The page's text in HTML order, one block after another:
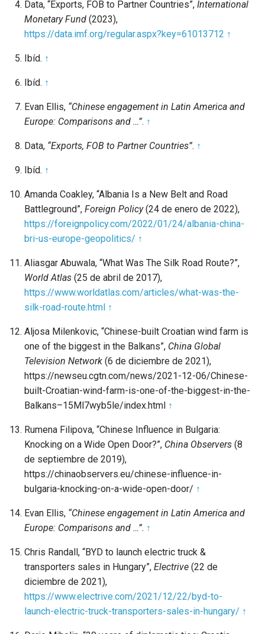
Data, “Exports, FOB to Partner Countries”, International
Monetary Fund (2023),
https://data.imf.org/regular.aspx?key=61013712 ↑
Ibíd. ↑
Ibíd. ↑
Evan Ellis, “Chinese engagement in Latin America and
Europe: Comparisons and …”. ↑
Data, “Exports, FOB to Partner Countries”. ↑
Ibíd. ↑
Amanda Coakley, “Albania Is a New Belt and Road
Battleground”, Foreign Policy(24 de enero de 2022),
https://foreignpolicy.com/2022/01/24/albania-china-
bri-us-europe-geopolitics/ ↑
Aliasgar Abuwala, “What Was The Silk Road Route?”,
World Atlas (25 de abril de 2017),
https://www.worldatlas.com/articles/what-was-the-
silk-road-route.html ↑
Aljosa Milenkovic, “Chinese-built Croatian wind farm is
one of the biggest in the Balkans”, China Global
Television Network (6 de diciembre de 2021),
https://newseu.cgtn.com/news/2021-12-06/Chinese-
built-Croatian-wind-farm-is-one-of-the-biggest-in-the-
Balkans–15Ml7wyb5le/index.html ↑
Rumena Filipova, “Chinese Influence in Bulgaria:
Knocking on a Wide Open Door?”, China Observers (8
de septiembre de 2019),
https://chinaobservers.eu/chinese-influence-in-
bulgaria-knocking-on-a-wide-open-door/ ↑
Evan Ellis, “Chinese engagement in Latin America and
Europe: Comparisons and …”. ↑
Chris Randall, “BYD to launch electric truck &
transporters sales in Hungary”, Electrive (22 de
diciembre de 2021),
https://www.electrive.com/2021/12/22/byd-to-
launch-electric-truck-transporters-sales-in-hungary/ ↑